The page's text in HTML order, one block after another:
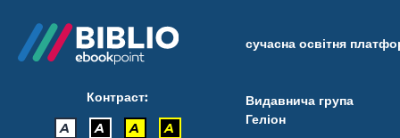
сучасна освітня
Контраст:
A
A A A
Видавнича група
Геліон